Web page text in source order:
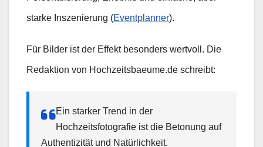
starke Inszenierung (Eventplanner).
Für Bilder ist der Effekt besonders wertvoll. Die
Redaktion von Hochzeitsbaeume.de schreibt:
Ein starker Trend in der
Hochzeitsfotografie ist die Betonung auf
Authentizität und Natürlichkeit.